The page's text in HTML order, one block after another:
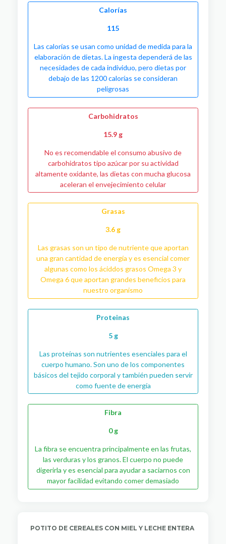
Calorías
115
Las calorías se usan como unidad de medida para la
elaboración de dietas. La ingesta dependerá de las
necesidades de cada individuo, pero dietas por
debajo de las 1200 calorías se consideran
peligrosas
Carbohidratos
15.9 g
No es recomendable el consumo abusivo de
carbohidratos tipo azúcar por su actividad
altamente oxidante, las dietas con mucha glucosa
aceleran el envejecimiento celular
Grasas
3.6 g
Las grasas son un tipo de nutriente que aportan
una gran cantidad de energía y es esencial comer
algunas como los áciddos grasos Omega 3 y
Omega 6 que aportan grandes beneficios para
nuestro organismo
Proteinas
5 g
Las proteínas son nutrientes esenciales para el
cuerpo humano. Son uno de los componentes
básicos del tejido corporal y también pueden servir
como fuente de energía
Fibra
0 g
La fibra se encuentra principalmente en las frutas,
las verduras y los granos. El cuerpo no puede
digerirla y es esencial para ayudar a saciarnos con
mayor facilidad evitando comer demasiado
POTITO DE CEREALES CON MIEL Y LECHE ENTERA